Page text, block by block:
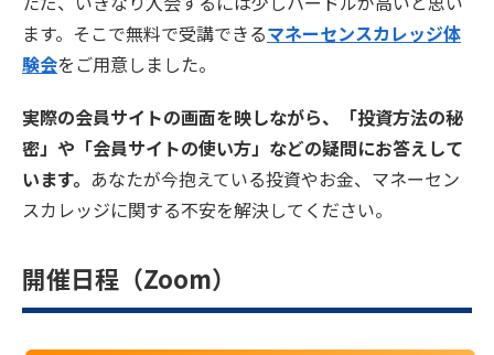
ます。そこで無料で受講できるマネーセンスカレッジ体
験会をご用意しました。
実際の会員サイトの画面を映しながら、「投資方法の秘
密」や「会員サイトの使い方」などの疑問にお答えして
います。 あなたが今抱えている投資やお金、マネーセン
スカレッジに関する不安を解決してください。
開催日程（Zoom）